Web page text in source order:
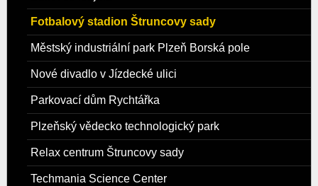
Fotbalový stadion Štruncovy sady
Městský industriální park Plzeň Borská pole
Nové divadlo v Jízdecké ulici
Parkovací dům Rychtářka
Plzeňský vědecko technologický park
Relax centrum Štruncovy sady
Techmania Science Center